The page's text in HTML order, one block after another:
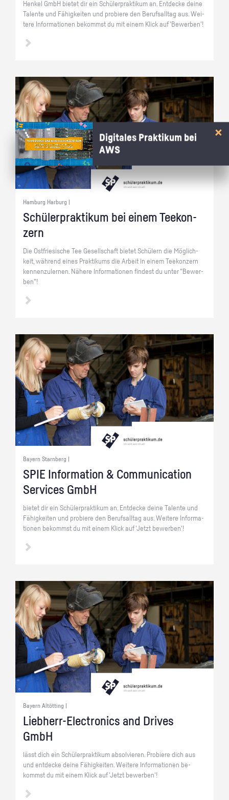
Hen­kel GmbH bie­tet dir ein Schü­ler­prak­ti­kum an. Ent­de­cke deine
Ta­len­te und Fä­hig­kei­ten und pro­bie­re den Be­rufs­all­tag aus. Wei­
te­re In­for­ma­tio­nen be­kommst du mit einem Klick auf 'Be­wer­ben'!
Hamburg Harburg |
Schü­ler­prak­ti­kum bei einem Tee­kon­
zern
Die Ost­frie­si­sche Tee Ge­sell­schaft bie­tet Schü­lern die Mög­lich­
keit, wäh­rend eines Prak­ti­kums die Ar­beit in einem Tee­kon­zern
ken­nen­zu­ler­nen. Nä­he­re In­for­ma­tio­nen fin­dest du unter "Be­wer­
ben"!
Bayern Starnberg |
SPIE In­for­ma­ti­on & Com­mu­ni­ca­ti­on
Ser­vices GmbH
bie­tet dir ein Schü­ler­prak­ti­kum an. Ent­de­cke deine Ta­len­te und
Fä­hig­kei­ten und pro­bie­re den Be­rufs­all­tag aus. Wei­te­re In­for­ma­
tio­nen be­kommst du mit einem Klick auf 'Jetzt be­wer­ben'!
Bayern Altötting |
Lieb­herr-Elec­tro­nics and Dri­ves
GmbH
lässt dich ein Schü­ler­prak­ti­kum ab­sol­vie­ren. Pro­bie­re dich aus
und ent­de­cke deine Fä­hig­kei­ten. Wei­te­re In­for­ma­tio­nen be­
kommst du mit einem Klick auf 'Jetzt be­wer­ben'!
Digitales Praktikum bei
AWS